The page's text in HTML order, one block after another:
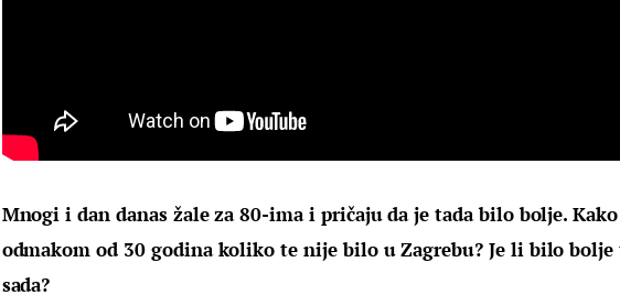
Mnogi i dan danas žale za 80-ima i pričaju da je tada bilo bolje.
odmakom od 30 godina koliko te nije bilo u Zagrebu? Je li bilo
sada?